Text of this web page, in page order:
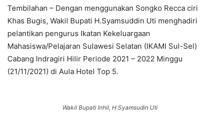
Tembilahan – Dengan menggunakan Songko Recca ciri
Khas Bugis, Wakil Bupati H.Syamsuddin Uti menghadiri
pelantikan pengurus Ikatan Kekeluargaan
Mahasiswa/Pelajaran Sulawesi Selatan (IKAMI Sul-Sel)
Cabang Indragiri Hilir Periode 2021 – 2022 Minggu
(21/11/2021) di Aula Hotel Top 5.
Wakil Bupati Inhil, H Syamsudin Uti